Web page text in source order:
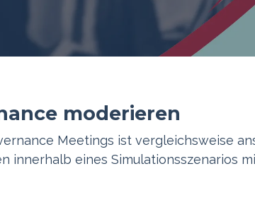
moderieren
Meetings ist vergleichsweise
innerhalb eines Simulationsszenarios